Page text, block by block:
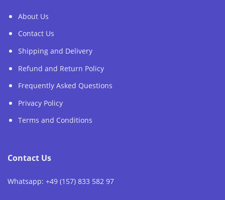
About Us
Contact Us
Shipping and Delivery
Refund and Return Policy
Frequently Asked Questions
Privacy Policy
Terms and Conditions
Contact Us
Whatsapp: +49 (157) 833 582 97